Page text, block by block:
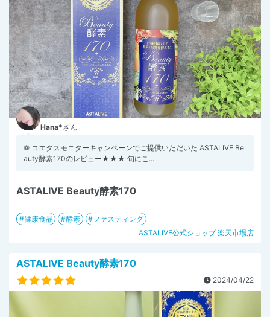
Hana*さん
❁ コエタスモニターキャンペーンでご提供いただいた ASTALIVE Be
auty酵素170のレビュー★★★ 旬にこ...
ASTALIVE Beauty酵素170
健康食品 酵素
ファスティング
ASTALIVE公式ショップ 楽天市場店
ASTALIVE Beauty酵素170
2024/04/22